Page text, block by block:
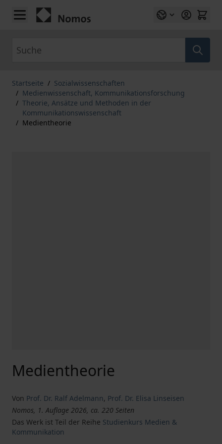
Zum Inhalt springen
Startseite / Sozialwissenschaften
/ Medienwissenschaft, Kommunikationsforschung
/ Theorie, Ansätze und Methoden in der
Kommunikationswissenschaft
/ Medientheorie
Medientheorie
Von Prof. Dr. Ralf Adelmann, Prof. Dr. Elisa Linseisen
Nomos, 1. Auflage 2026, ca. 220 Seiten
Das Werk ist Teil der Reihe Studienkurs Medien &
Kommunikation